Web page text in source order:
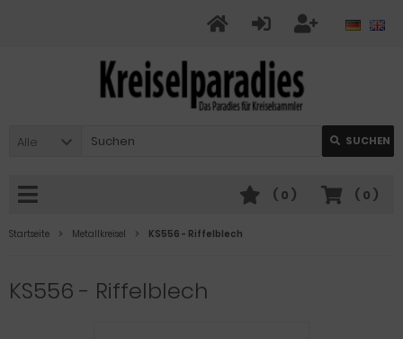
Alle SUCHEN
( 0 )
( 0 )
Startseite Metallkreisel KS556 - Riffelblech
KS556 - Riffelblech